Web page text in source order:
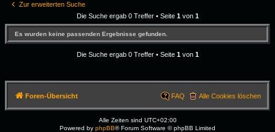
Zur erweiterten Suche
Die Suche ergab 0 Treffer • Seite 1von 1
Es wurden keine passenden Ergebnisse gefunden.
Die Suche ergab 0 Treffer • Seite 1von 1
Foren-Übersicht Alle Cookies löschen
FAQ
Alle Zeiten sind UTC+02:00
Powered by phpBB® Forum Software © phpBB Limited